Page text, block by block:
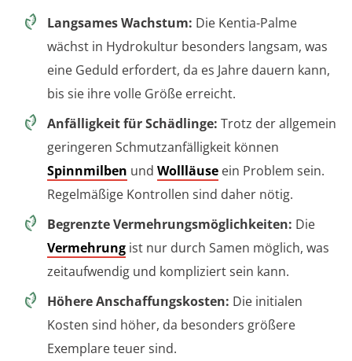
Langsames Wachstum: Die Kentia-Palme
wächst in Hydrokultur besonders langsam, was
eine Geduld erfordert, da es Jahre dauern kann,
bis sie ihre volle Größe erreicht.
Anfälligkeit für Schädlinge: Trotz der allgemein
geringeren Schmutzanfälligkeit können
Spinnmilben und Wollläuse ein Problem sein.
Regelmäßige Kontrollen sind daher nötig.
Begrenzte Vermehrungsmöglichkeiten: Die
Vermehrung ist nur durch Samen möglich, was
zeitaufwendig und kompliziert sein kann.
Höhere Anschaffungskosten: Die initialen
Kosten sind höher, da besonders größere
Exemplare teuer sind.